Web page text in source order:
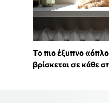
To πιο έξυπνο
βρίσκεται σε κάθε